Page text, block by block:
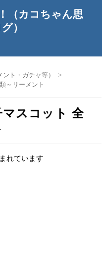
（カコちゃん思
）
ト・ガチャ等）
～リーメント
スコット 全
れています